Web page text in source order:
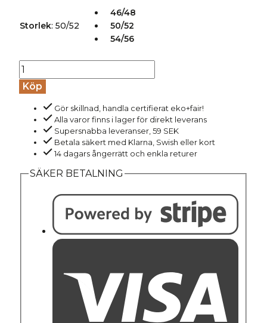
Storlek: 50/52
46/48
50/52
54/56
Undertröja
kortärm
ull/silke
herr
marinblå
mängd
Köp
Gör skillnad, handla certifierat eko+fair!
Alla varor finns i lager för direkt leverans
Supersnabba leveranser, 59 SEK
Betala säkert med Klarna, Swish eller kort
14 dagars ångerrätt och enkla returer
SÄKER BETALNING